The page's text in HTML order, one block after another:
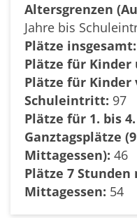
Altersgrenzen
Jahre bis
Plätze insgesamt:
Plätze für Kinder
Plätze für Kinder
Schuleintritt: 97
Plätze für 1. bis
Ganztagsplätze
Mittagessen): 46
Plätze 7
Mittagessen: 54